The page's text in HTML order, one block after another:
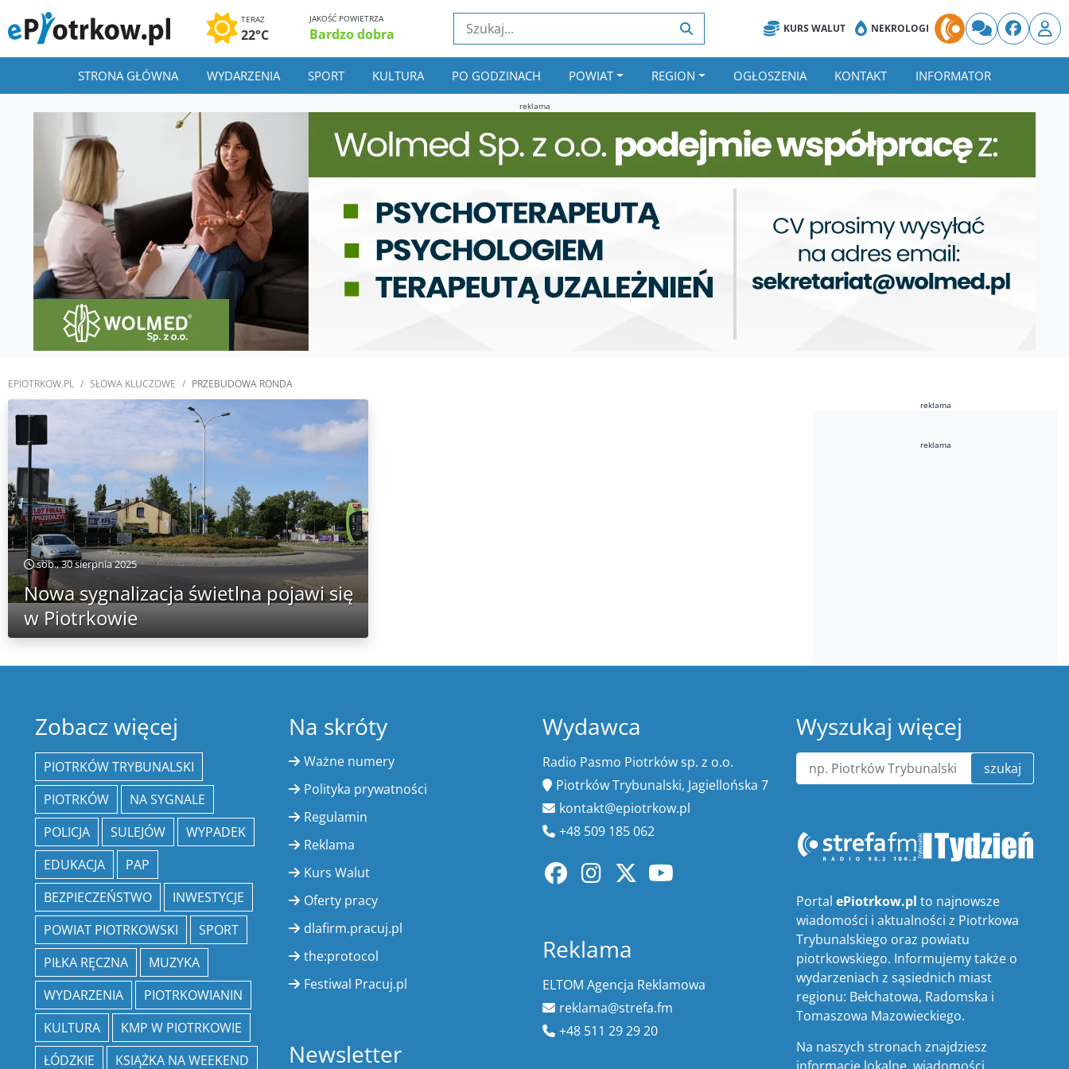
TERAZ
22°C
JAKOŚĆ POWIETRZA
Bardzo dobra KURS WALUT NEKROLOGI
STRONA GŁÓWNA WYDARZENIA SPORT KULTURA PO GODZINACH POWIAT REGION OGŁOSZENIA KONTAKT INFORMATOR
reklama
EPIOTRKOW.PL SŁOWA KLUCZOWE PRZEBUDOWA RONDA
sob., 30 sierpnia 2025
Nowa sygnalizacja świetlna pojawi się
w Piotrkowie
reklama
reklama
Zobacz więcej
PIOTRKÓW TRYBUNALSKI
PIOTRKÓW
NA SYGNALE
POLICJA
SULEJÓW
WYPADEK
EDUKACJA
PAP
BEZPIECZEŃSTWO
INWESTYCJE
POWIAT PIOTRKOWSKI
SPORT
PIŁKA RĘCZNA
MUZYKA
WYDARZENIA
PIOTRKOWIANIN
KULTURA
KMP W PIOTRKOWIE
ŁÓDZKIE
KSIĄŻKA NA WEEKEND
Na skróty
Ważne numery
Polityka prywatności
Regulamin
Reklama
Kurs Walut
Oferty pracy
dlafirm.pracuj.pl
the:protocol
Festiwal Pracuj.pl
Newsletter
Wydawca
Radio Pasmo Piotrków sp. z o.o.
Piotrków Trybunalski, Jagiellońska 7
kontakt@epiotrkow.pl
+48 509 185 062
Reklama
ELTOM Agencja Reklamowa
reklama@strefa.fm
+48 511 29 29 20
Wyszukaj więcej
szukaj
PortalePiotrkow.pl to najnowsze
wiadomości i aktualności z Piotrkowa
Trybunalskiego oraz powiatu
piotrkowskiego. Informujemy także o
wydarzeniach z sąsiednich miast
regionu: Bełchatowa, Radomska i
Tomaszowa Mazowieckiego.
Na naszych stronach znajdziesz